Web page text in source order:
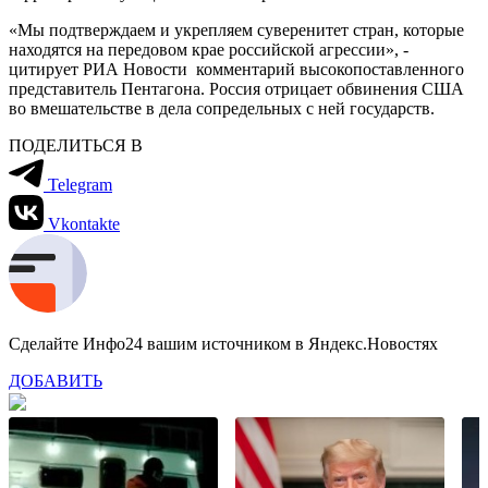
«Мы подтверждаем и укрепляем суверенитет стран, которые
находятся на передовом крае российской агрессии», -
цитирует РИА Новости комментарий высокопоставленного
представитель Пентагона. Россия отрицает обвинения США
во вмешательстве в дела сопредельных с ней государств.
ПОДЕЛИТЬСЯ В
Telegram
Vkontakte
Сделайте Инфо24 вашим источником в Яндекс.Новостях
ДОБАВИТЬ